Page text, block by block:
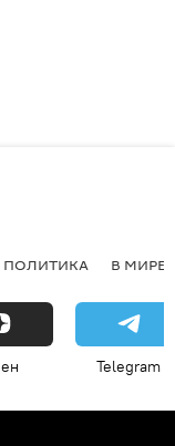
ПОЛИТИКА В МИРЕ
Telegram